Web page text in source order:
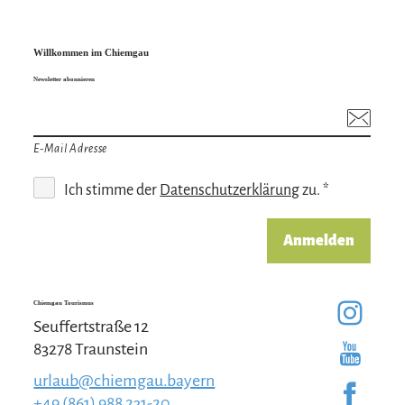
Willkommen im Chiemgau
Newsletter abonnieren
E-Mail Adresse
Ich stimme der Datenschutzerklärungzu. *
Anmelden
Chiemgau Tourismus
Seuffertstraße 12
83278 Traunstein
urlaub@chiemgau.bayern